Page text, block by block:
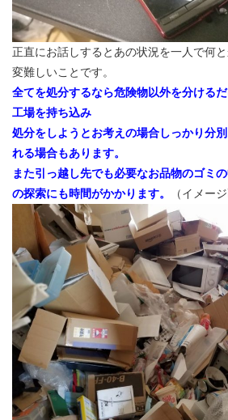
正直にお話しするとあの状況を一人で何
変難しいことです。
全てを処分するなら危険物以外を分ける
工場を持ち込み
処分をしようとお考えの場合しっかり分
れる場合もあります。
また引っ越し先でも必要なお品物のゴミ
の探索にも時間がかかります。
（イメー